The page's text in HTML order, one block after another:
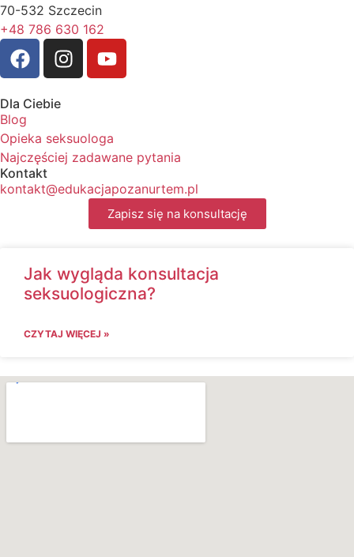
70-532 Szczecin
+48 786 630 162
Dla Ciebie
Blog
Opieka seksuologa
Najczęściej zadawane pytania
Kontakt
kontakt@edukacjapozanurtem.pl
Zapisz się na konsultację
Jak wygląda konsultacja
seksuologiczna?
CZYTAJ WIĘCEJ »